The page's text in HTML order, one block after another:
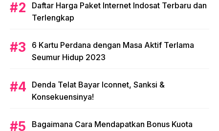
Daftar Harga Paket Internet Indosat Terbaru dan
Terlengkap
6 Kartu Perdana dengan Masa Aktif Terlama
Seumur Hidup 2023
Denda Telat Bayar Iconnet, Sanksi &
Konsekuensinya!
Bagaimana Cara Mendapatkan Bonus Kuota